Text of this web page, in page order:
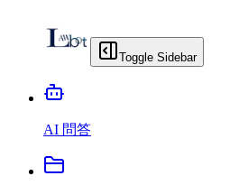
Toggle Sidebar
AI 問答